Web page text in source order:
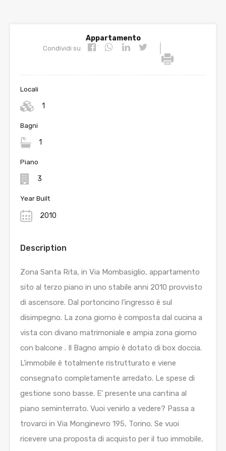
Appartamento
Condividi su
Locali
1
Bagni
1
Piano
3
Year Built
2010
Description
Zona Santa Rita, in Via Mombasiglio, appartamento
sito al terzo piano in uno stabile anni 2010 provvisto
di ascensore. Dal portoncino l’ingresso è sul
disimpegno. La zona giorno è composta dal cucina a
vista con divano matrimoniale e ampia zona giorno
con balcone . Il Bagno ampio è dotato di box doccia.
L’immobile è totalmente ristrutturato e viene
consegnato completamente arredato. Le spese di
gestione sono basse. E’ presente una cantina al
piano seminterrato. Vuoi venirlo a vedere? Passa a
trovarci in Via Monginevro 195, Torino. Se vuoi
ricevere una proposta di acquisto per il tuo immobile,